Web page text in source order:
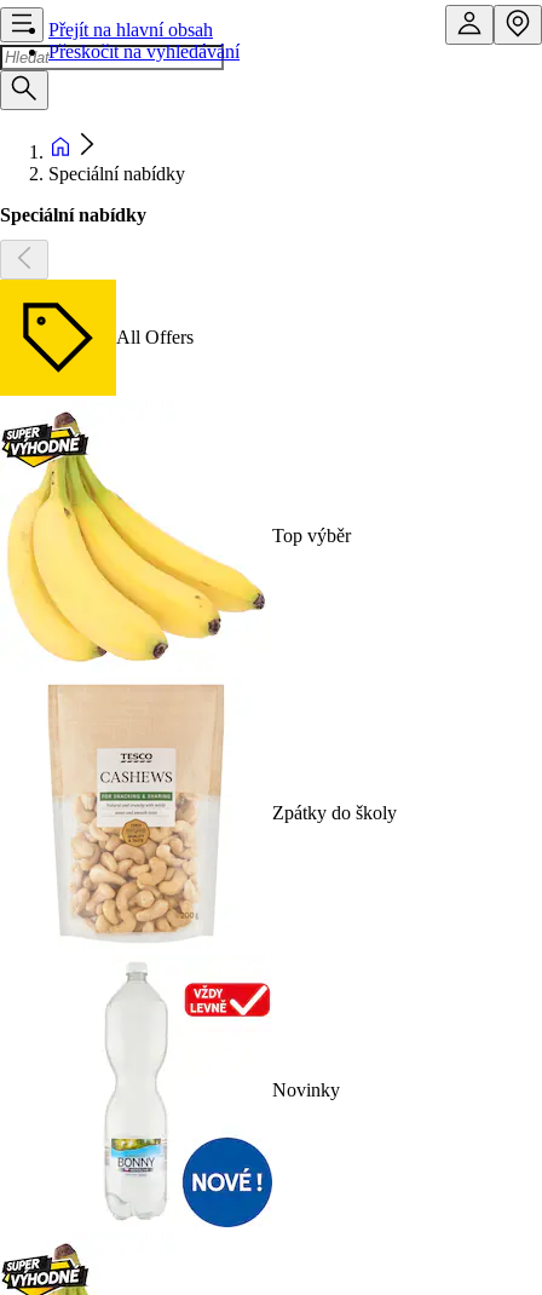
Přejít na hlavní obsah
Přeskočit na vyhledávání
Speciální nabídky
Speciální nabídky
All Offers
Top výběr
Zpátky do školy
Novinky